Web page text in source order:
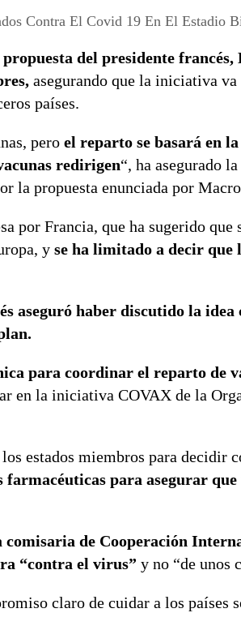
Contra El Covid 19 En El Estadio
del presidente
asegurando que la iniciativa
países.
pero el reparto se basará en
redirigen“, ha asegurado
la propuesta enunciada por
por Francia, que ha sugerido que
y se ha limitado a decir
aseguró haber discutido la
para coordinar el reparto de
en la iniciativa COVAX de la
estados miembros para decidir
farmacéuticas para asegurar
comisaria de Cooperación
“contra el virus” y no “de unos
claro de cuidar a los países